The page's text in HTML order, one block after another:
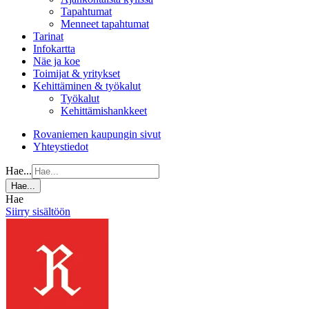
Tapahtumat
Menneet tapahtumat
Tarinat
Infokartta
Näe ja koe
Toimijat & yritykset
Kehittäminen & työkalut
Työkalut
Kehittämishankkeet
Rovaniemen kaupungin sivut
Yhteystiedot
Hae...
Hae...
Hae
Siirry sisältöön